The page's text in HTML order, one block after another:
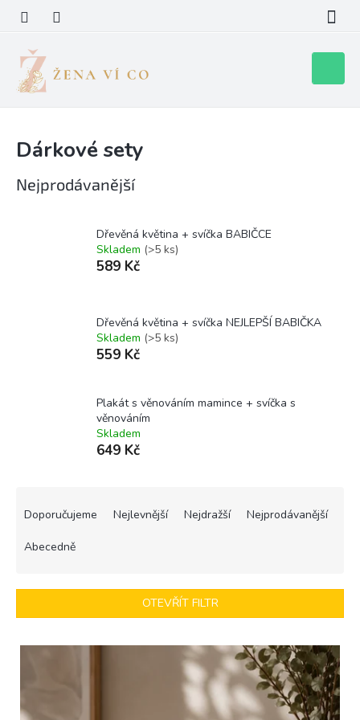
obsah
košík
Dárkové sety
Nejprodávanější
Dřevěná květina + svíčka BABIČCE
Skladem (>5 ks)
589 Kč
Dřevěná květina + svíčka NEJLEPŠÍ BABIČKA
Skladem (>5 ks)
559 Kč
Plakát s věnováním mamince + svíčka s
věnováním
Skladem
649 Kč
r
k
t
Doporučujeme Nejlevnější Nejdražší Nejprodávanější
Abecedně
OTEVŘÍT FILTR
V
s